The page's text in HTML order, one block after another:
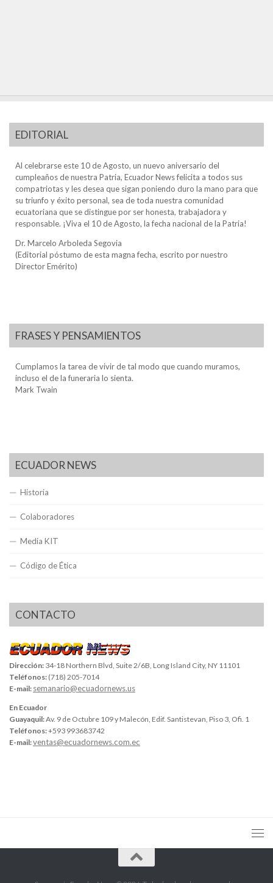
EDITORIAL
Al celebrarse este 10 de Agosto, un nuevo aniversario del
cumpleaños de nuestra Patria, Ecuador News felicita a todos sus
compatriotas y les desea que sigan poniendo duro la mano para que
su triunfo y éxito personal, sea de toda nuestra comunidad
ecuatoriana que se distingue por ser honesta, trabajadora y
responsable. ¡Viva el 10 de Agosto, la fecha nacional de la Patria!
Dr. Marcelo Arboleda Segovia
(Editorial póstumo de esta magna fecha, escrito por nuestro
Director Emérito)
FRASES Y PENSAMIENTOS
Cumplamos la tarea de vivir de tal modo que cuando muramos,
incluso el de la funeraria lo sienta.
Mark Twain
ECUADOR NEWS
Historia
Colaboradores
Media KIT
Código de Ética
CONTACTO
Dirección: 34-18 Northern Blvd, Suite 2/6B, Long Island City, NY 11101
Teléfonos: (718) 205-7014
E-mail: semanario@ecuadornews.us
En Ecuador
Guayaquil:Av. 9 de Octubre 109 y Malecón, Edif. Santistevan, Piso 3, Ofi. 1
Teléfonos:+593 993683742
E-mail:ventas@ecuadornews.com.ec